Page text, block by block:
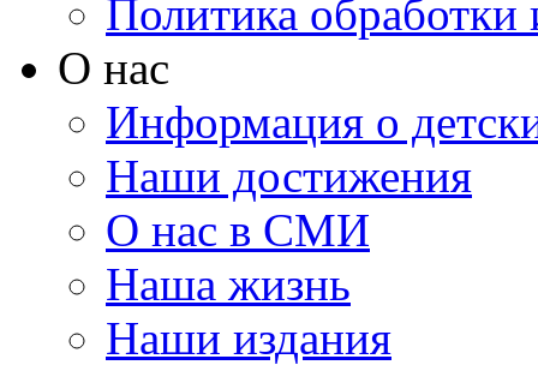
Политика
О нас
Информация о
Наши достижения
О нас в СМИ
Наша жизнь
Наши издания